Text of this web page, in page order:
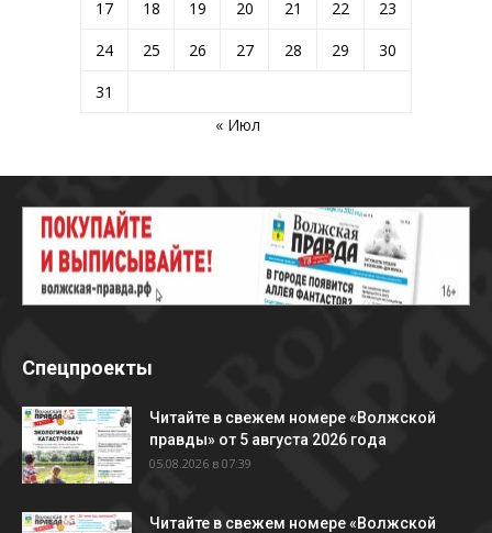
17
18 19 20 21 22
23
24
25 26 27 28 29
30
31
« Июл
Спецпроекты
Читайте в свежем номере «Волжской
правды» от 5 августа 2026 года
05.08.2026 в 07:39
Читайте в свежем номере «Волжской